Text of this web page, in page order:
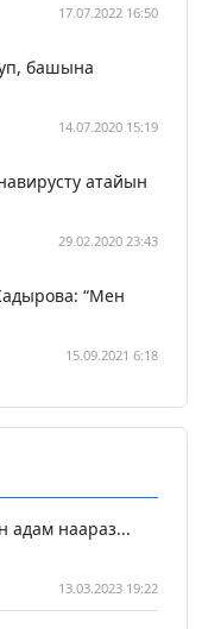
17.07.2022 16:50
башына
14.07.2020 15:19
атайын
29.02.2020 23:43
“Мен
15.09.2021 6:18
наараз...
13.03.2023 19:22